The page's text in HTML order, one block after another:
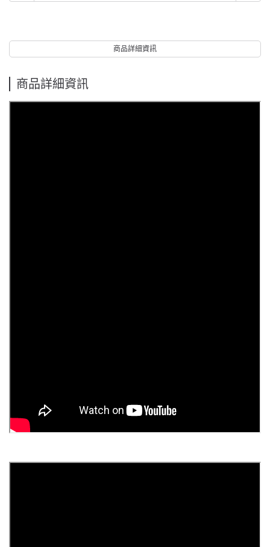
商品詳細資訊
商品詳細資訊